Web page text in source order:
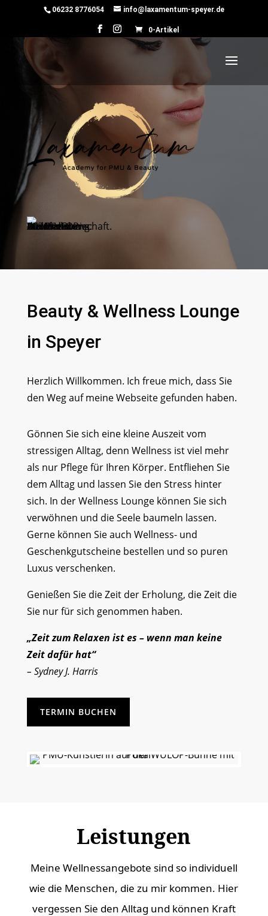
06232 8776054 info@laxamentum-speyer.de
0-Artikel
Beauty & Wellness Lounge
in Speyer
Herzlich Willkommen. Ich freue mich, dass Sie
den Weg auf meine Webseite gefunden haben.
Gönnen Sie sich eine kleine Auszeit vom
stressigen Alltag, denn Wellness ist viel mehr
als nur Pflege für Ihren Körper. Entfliehen Sie
dem Alltag und lassen Sie den Stress hinter
sich. In der Wellness Lounge können Sie sich
verwöhnen und die Seele baumeln lassen.
Gerne können Sie auch Wellness- und
Geschenkgutscheine bestellen und so puren
Luxus verschenken.
Genießen Sie die Zeit der Erholung, die Zeit die
Sie nur für sich genommen haben.
„Zeit zum Relaxen ist es – wenn man keine
Zeit dafür hat“
– Sydney J. Harris
TERMIN BUCHEN
Leistungen
Meine Wellnessangebote sind so individuell
wie die Menschen, die zu mir kommen. Hier
vergessen Sie den Alltag und können Kraft